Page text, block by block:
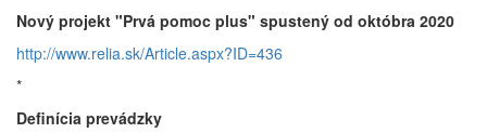
Nový projekt "Prvá pomoc plus" spustený od októbra 2020
http://www.relia.sk/Article.aspx?ID=436
*
Definícia prevádzky